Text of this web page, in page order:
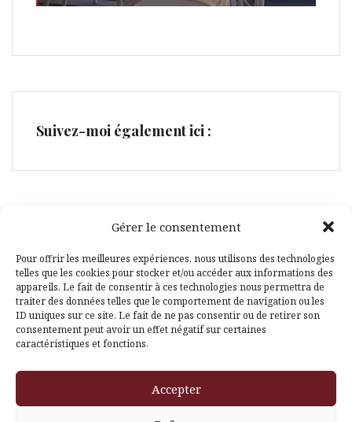
Gérer le consentement
Pour offrir les meilleures expériences, nous utilisons des technologies
telles que les cookies pour stocker et/ou accéder aux informations des
appareils. Le fait de consentir à ces technologies nous permettra de
traiter des données telles que le comportement de navigation ou les
ID uniques sur ce site. Le fait de ne pas consentir ou de retirer son
consentement peut avoir un effet négatif sur certaines
caractéristiques et fonctions.
Accepter
Suivez-moi également ici :
Facebook
Pinterest
Themeisle